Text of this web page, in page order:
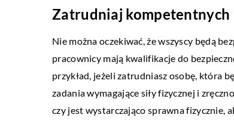
Zatrudniaj
Nie można oczekiwać, że wszyscy będą
pracownicy mają kwalifikacje do
przykład, jeżeli zatrudniasz osobę, która
zadania wymagające siły fizycznej i
czy jest wystarczająco sprawna fizycznie,
Założenie własnej firmy zawsze wiąże się z
dużym wydatkiem. Jeśli przedsiębiorstwo
opiera swoją działalność na flocie pojazdów,
to koszty zwiększają […]
05